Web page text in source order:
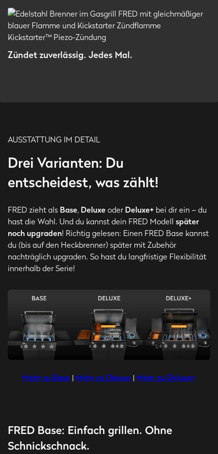
Kickstarter™ Piezo-Zündung
Zündet zuverlässig. Jedes Mal.
AUSSTATTUNG IM DETAIL
Drei Varianten: Du
entscheidest, was zählt!
FRED zieht als Base, Deluxeoder Deluxe+ bei dir ein – du
hast die Wahl. Und du kannst dein FRED Modell später
noch upgraden! Richtig gelesen: Einen FRED Base kannst
du (bis auf den Heckbrenner) später mit Zubehör
nachträglich upgraden. So hast du langfristige Flexibilität
innerhalb der Serie!
Mehr zu Base | Mehr zu Deluxe | Mehr zu Deluxe+
FRED Base: Einfach grillen. Ohne
Schnickschnack.